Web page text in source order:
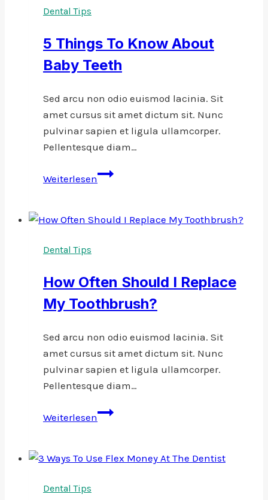
Dental Tips
5 Things To Know About
Baby Teeth
Sed arcu non odio euismod lacinia. Sit
amet cursus sit amet dictum sit. Nunc
pulvinar sapien et ligula ullamcorper.
Pellentesque diam…
Weiterlesen5
Know
Dental Tips
How Often Should I Replace
My Toothbrush?
Sed arcu non odio euismod lacinia. Sit
amet cursus sit amet dictum sit. Nunc
pulvinar sapien et ligula ullamcorper.
Pellentesque diam…
WeiterlesenHow
I
Dental Tips